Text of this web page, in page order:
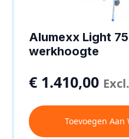
Alumexx Light
werkhoogte
€ 1.410,00
Toevoegen Aan